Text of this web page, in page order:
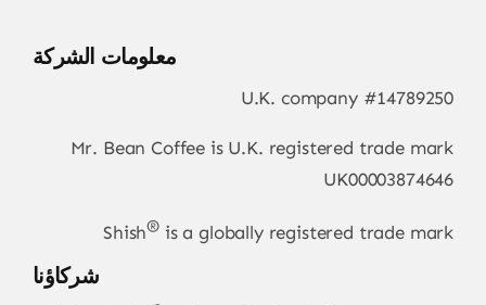
معلومات الشركة
U.K. company #14789250
Mr. Bean Coffee is U.K. registered trade mark
UK00003874646
Shish® is a globally registered trade mark
شركاؤنا